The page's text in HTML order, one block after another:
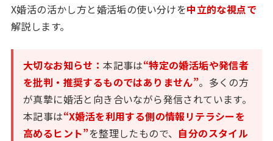
X婚活の活かし方と婚活垢の使い分けを中立的な視点で
解説します。
大切なお知らせ：本記事は“特定の婚活垢や発信者
を批判・推奨するものではありません”。多くの方
が真摯に婚活と向き合いながら発信されています。
本記事は“X婚活を利用する側の情報リテラシーを
高めるヒント”を整理したもので、 自分のスタイル